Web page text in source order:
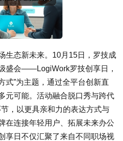
生态新未来。10月15日，罗技成
盛会——LogiWork罗技创享日，
式”为主题，通过全平台创新直
元可能。活动融合脱口秀与跨代
，以更具亲和力的表达方式与
在连接年轻用户、拓展未来办公
享日不仅汇聚了来自不同职场视